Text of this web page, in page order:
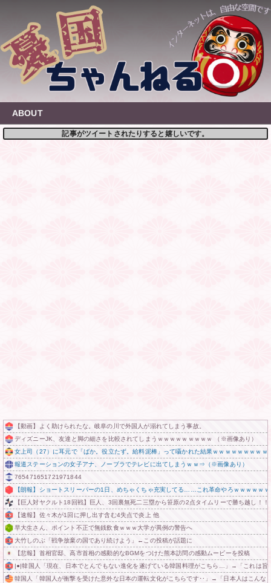
content
ABOUT
記事がツイートされたりすると嬉しいです。
【動画】よく助けられたな。岐阜の川で外国人が溺れてしまう事故。
ディズニーJK、友達と脚の細さを比較されてしまうｗｗｗｗｗｗｗｗｗ （※画像あり）
女上司（27）に耳元で「ばか。役立たず。給料泥棒」って囁かれた結果ｗｗｗｗｗｗｗｗｗ
報道ステーションの女子アナ、ノーブラでテレビに出てしまうｗｗ⇒（※画像あり）
765471651721971844
【朗報】ショートスリーパーの1日、めちゃくちゃ充実してる……これ革命やろｗｗｗｗｗ
【巨人対ヤクルト18回戦】巨人、3回裏無死二三塁から笹原の2点タイムリーで勝ち越し！
【速報】佐々木が1回に押し出す含む4失点で炎上 他
早大生さん、ポイント不正で無銭飲食ｗｗｗ大学が異例の警告へ
大竹しのぶ「戦争放棄の国であり続けよう」←この投稿が話題に
【悲報】首相官邸、高市首相の感動的なBGMをつけた熊本訪問の感動ムービーを投稿
|●|韓国人「現在、日本でとんでもない進化を遂げている韓国料理がこちら…」→「これは旨
韓国人「韓国人が衝撃を受けた意外な日本の運転文化がこちらです‥」→「日本人はこんな